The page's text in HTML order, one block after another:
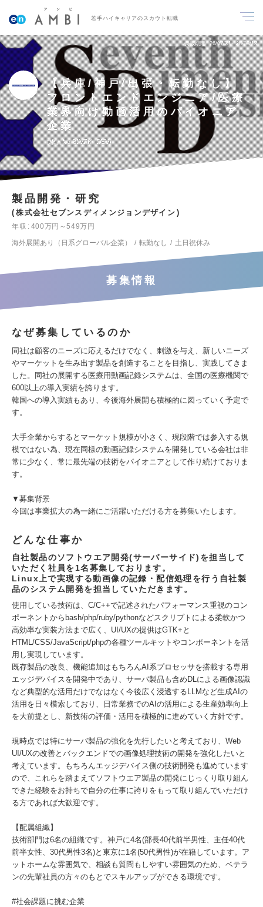
若手ハイキャリアのスカウト転職
掲載期間 26/07/31～26/08/13
【兵庫/神戸/出張・転勤なし】
フロントエンドエンジニア/医療
業界向け動画活用のパイオニア
企業
求人No.BLVZK--DEV
製品開発・研究
株式会社セブンスディメンジョンデザイン
年収
400万円～549万円
海外展開あり（日系グローバル企業）
転勤なし 土日祝休み
募集情報
なぜ募集しているのか
同社は顧客のニーズに応えるだけでなく、刺激を与え、新しいニーズ
やマーケットを生み出す製品を創造することを目指し、実践してきま
した。同社の展開する医療用動画記録システムは、全国の医療機関で
600以上の導入実績を誇ります。
韓国への導入実績もあり、今後海外展開も積極的に図っていく予定で
す。
大手企業からするとマーケット規模が小さく、現段階では参入する規
模ではない為、現在同様の動画記録システムを開発している会社は非
常に少なく、常に最先端の技術をパイオニアとして作り続けておりま
す。
▼募集背景
今回は事業拡大の為一緒にご活躍いただける方を募集いたします。
どんな仕事か
自社製品のソフトウエア開発(サーバーサイド)を担当して
いただく社員を1名募集しております。
Linux上で実現する動画像の記録・配信処理を行う自社製
品のシステム開発を担当していただきます。
使用している技術は、C/C++で記述されたパフォーマンス重視のコン
ポーネントからbash/php/ruby/pythonなどスクリプトによる柔軟かつ
高効率な実装方法まで広く、UI/UXの提供はGTK+と
HTML/CSS/JavaScript/phpの各種ツールキットやコンポーネントを活
用し実現しています。
既存製品の改良、機能追加はもちろんAI系プロセッサを搭載する専用
エッジデバイスを開発中であり、サーバ製品も含めDLによる画像認識
など典型的な活用だけでなはなく今後広く浸透するLLMなど生成AIの
活用を日々模索しており、日常業務でのAIの活用による生産効率向上
を大前提とし、新技術の評価・活用を積極的に進めていく方針です。
現時点では特にサーバ製品の強化を先行したいと考えており、Web
UI/UXの改善とバックエンドでの画像処理技術の開発を強化したいと
考えています。もちろんエッジデバイス側の技術開発も進めています
ので、これらを踏まえてソフトウエア製品の開発にじっくり取り組ん
できた経験をお持ちで自分の仕事に誇りをもって取り組んでいただけ
る方であれば大歓迎です。
【配属組織】
技術部門は6名の組織です。神戸に4名(部長40代前半男性、主任40代
前半女性、30代男性3名)と東京に1名(50代男性)が在籍しています。ア
ットホームな雰囲気で、相談も質問もしやすい雰囲気のため、ベテラ
ンの先輩社員の方々のもとでスキルアップができる環境です。
#社会課題に挑む企業